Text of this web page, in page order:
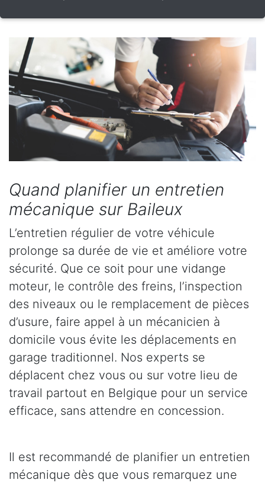
Quand planifier un entretien
mécanique sur Baileux
L’entretien régulier de votre véhicule
prolonge sa durée de vie et améliore votre
sécurité. Que ce soit pour une vidange
moteur, le contrôle des freins, l’inspection
des niveaux ou le remplacement de pièces
d’usure, faire appel à un mécanicien à
domicile vous évite les déplacements en
garage traditionnel. Nos experts se
déplacent chez vous ou sur votre lieu de
travail partout en Belgique pour un service
efficace, sans attendre en concession.
Il est recommandé de planifier un entretien
mécanique dès que vous remarquez une